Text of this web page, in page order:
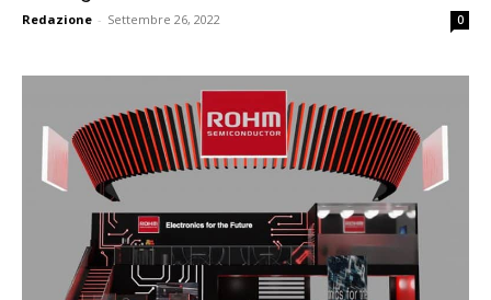
Redazione - Settembre 26, 2022 0